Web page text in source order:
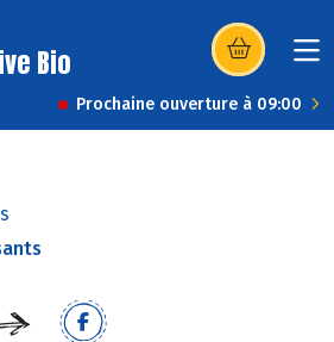
Bio (s’ouvre dans
Prochaine ouverture à 09:00